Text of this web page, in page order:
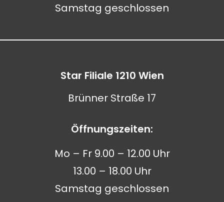
Samstag geschlossen
Star Filiale 1210 Wien
Brünner Straße 17
Öffnungszeiten:
Mo – Fr 9.00 – 12.00 Uhr
13.00 – 18.00 Uhr
Samstag geschlossen